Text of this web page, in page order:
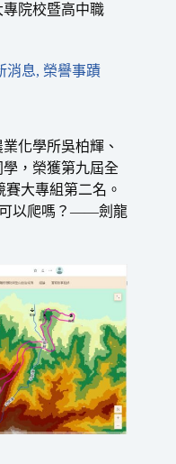
院校暨高中職
消息, 榮譽事蹟
化學所吳柏輝、
，榮獲第九屆全
賽大專組第二名。
可以爬嗎？——劍龍